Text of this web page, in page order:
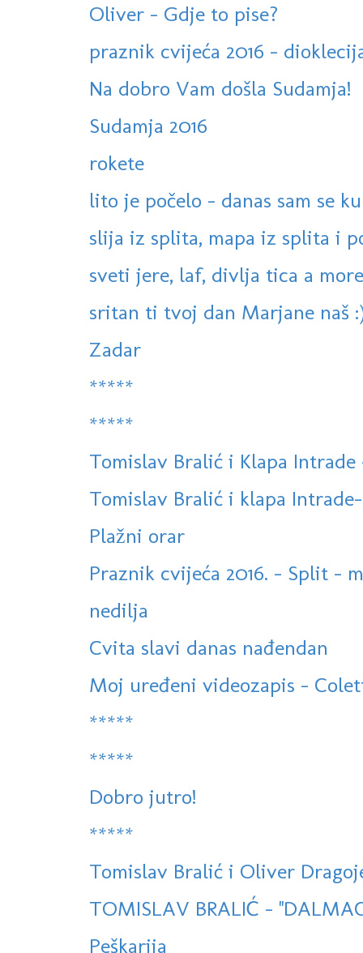
Oliver - Gdje to pise?
praznik cvijeća 2016 -
Na dobro Vam došla Sudamja!
Sudamja 2016
rokete
lito je počelo - danas sam se
slija iz splita, mapa iz splita i
sveti jere, laf, divlja tica a
sritan ti tvoj dan Marjane naš
Zadar
*****
*****
Tomislav Bralić i Klapa Intrade
Tomislav Bralić i klapa
Plažni orar
Praznik cvijeća 2016. - Split -
nedilja
Cvita slavi danas nađendan
Moj uređeni videozapis -
*****
*****
Dobro jutro!
*****
Tomislav Bralić i Oliver
TOMISLAV BRALIĆ -
Peškarija